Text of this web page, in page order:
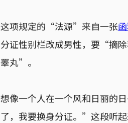
这项规定的“法源”来自一张
分证性别栏改成男性，要“摘
睪丸”。
想像一个人在一个风和日丽的
了，我要换身分证。”这段听